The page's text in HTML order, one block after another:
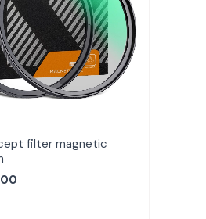
filter magnetic